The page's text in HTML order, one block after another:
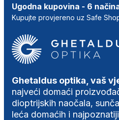
Ugodna kupovina - 6
Kupujte provjereno uz Safe
Ghetaldus optika, vaš
najveći domaći
dioptrijskih naočala,
leća domaćih i